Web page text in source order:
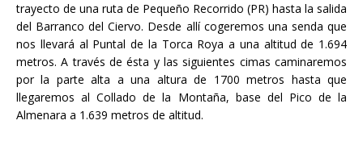
trayecto de una ruta de Pequeño Recorrido (PR) hasta la salida
del Barranco del Ciervo. Desde allí cogeremos una senda que
nos llevará al Puntal de la Torca Roya a una altitud de 1.694
metros. A través de ésta y las siguientes cimas caminaremos
por la parte alta a una altura de 1700 metros hasta que
llegaremos al Collado de la Montaña, base del Pico de la
Almenara a 1.639 metros de altitud.